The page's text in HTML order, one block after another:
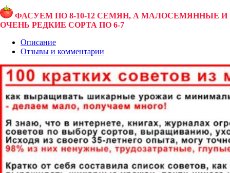
ФАСУЕМ ПО 8-10-12 СЕМЯН, А МАЛОСЕМЯННЫЕ И
ОЧЕНЬ РЕДКИЕ СОРТА ПО 6-7
Описание
Отзывы и комментарии